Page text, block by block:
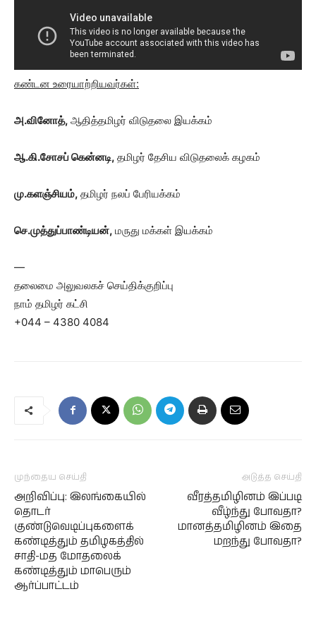
கண்டன உரையாற்றியவர்கள்:
அ.வினோத், ஆதித்தமிழர் விடுதலை இயக்கம்
ஆ.கி.சோசப் கென்னடி, தமிழர் தேசிய விடுதலைக் கழகம்
மு.களஞ்சியம், தமிழர் நலப் பேரியக்கம்
செ.முத்துப்பாண்டியன், மருது மக்கள் இயக்கம்
—
தலைமை அலுவலகச் செய்திக்குறிப்பு
நாம் தமிழர் கட்சி
+044 – 4380 4084
முந்தைய செய்தி
அறிவிப்பு: இலங்கையில்
தொடர்
குண்டுவெடிப்புகளைக்
கண்டித்தும் தமிழகத்தில்
சாதி-மத மோதலைக்
கண்டித்தும் மாபெரும்
ஆர்ப்பாட்டம்
அடுத்த செய்தி
வீரத்தமிழினம் இப்படி
வீழ்ந்து போவதா?
மானத்தமிழினம் இதை
மறந்து போவதா?